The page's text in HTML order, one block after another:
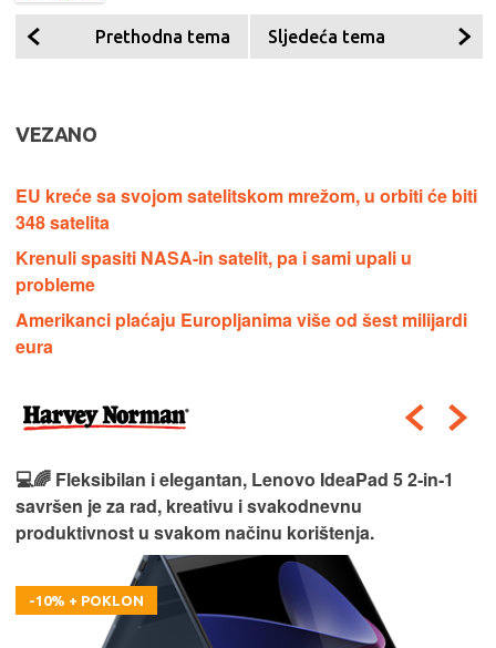
Prethodna tema Sljedeća tema
VEZANO
EU kreće sa svojom satelitskom mrežom, u orbiti će biti
348 satelita
Krenuli spasiti NASA-in satelit, pa i sami upali u
probleme
Amerikanci plaćaju Europljanima više od šest milijardi
eura
💻🌈 Fleksibilan i elegantan, Lenovo IdeaPad 5 2‑in‑1
savršen je za rad, kreativu i svakodnevnu
produktivnost u svakom načinu korištenja.
-10% + POKLON